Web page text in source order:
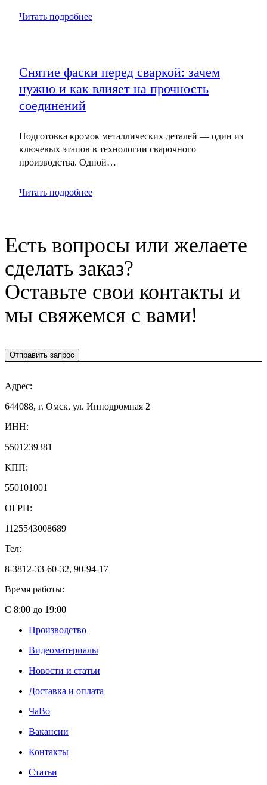
Читать подробнее
Снятие фаски перед сваркой: зачем
нужно и как влияет на прочность
соединений
Подготовка кромок металлических деталей — один из
ключевых этапов в технологии сварочного
производства. Одной…
Читать подробнее
Есть вопросы или желаете
сделать заказ?
Оставьте свои контакты и
мы свяжемся с вами!
Отправить запрос
Адрес:
644088, г. Омск, ул. Ипподромная 2
ИНН:
5501239381
КПП:
550101001
ОГРН:
1125543008689
Тел:
8-3812-33-60-32, 90-94-17
Время работы:
С 8:00 до 19:00
Производство
Видеоматериалы
Новости и статьи
Доставка и оплата
ЧаВо
Вакансии
Контакты
Статьи